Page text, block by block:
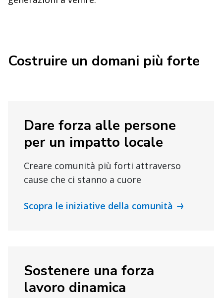
Costruire un domani più forte
Dare forza alle persone
per un impatto locale
Creare comunità più forti attraverso
cause che ci stanno a cuore
Scopra le iniziative della comunità
Sostenere una forza
lavoro dinamica